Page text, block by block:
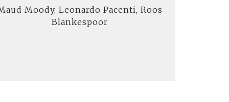
Moody, Leonardo Pacenti, Roos
Blankespoor